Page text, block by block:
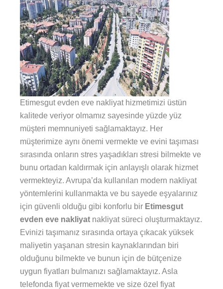
Etimesgut evden eve nakliyat hizmetimizi üstün
kalitede veriyor olmamız sayesinde yüzde yüz
müşteri memnuniyeti sağlamaktayız. Her
müşterimize aynı önemi vermekte ve evini taşıması
sırasında onların stres yaşadıkları stresi bilmekte ve
bunu ortadan kaldırmak için anlayışlı olarak hizmet
vermekteyiz. Avrupa’da kullanılan modern nakliyat
yöntemlerini kullanmakta ve bu sayede eşyalarınız
için güvenli olduğu gibi konforlu bir Etimesgut
evden eve nakliyat nakliyat süreci oluşturmaktayız.
Evinizi taşımanız sırasında ortaya çıkacak yüksek
maliyetin yaşanan stresin kaynaklarından biri
olduğunu bilmekte ve bunun için de bütçenize
uygun fiyatları bulmanızı sağlamaktayız. Asla
telefonda fiyat vermemekte ve size özel fiyat